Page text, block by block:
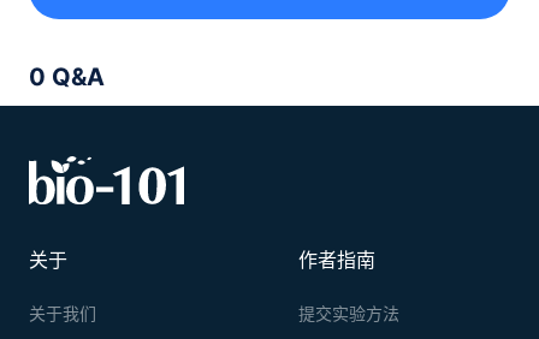
0 Q&A
关于
关于我们
作者指南
提交实验方法